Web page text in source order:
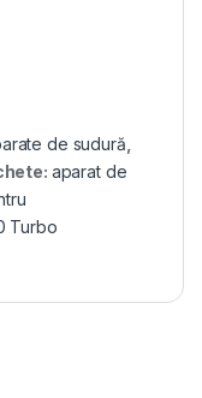
de sudură
aparat de
Turbo